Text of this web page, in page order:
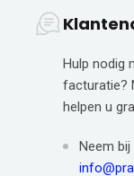
Hulp nodig
facturatie?
helpen u
Neem